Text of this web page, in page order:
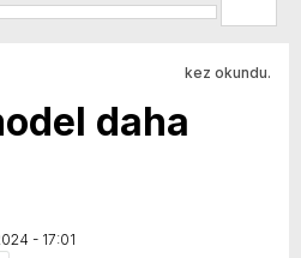
kez okundu.
daha
- 17:01